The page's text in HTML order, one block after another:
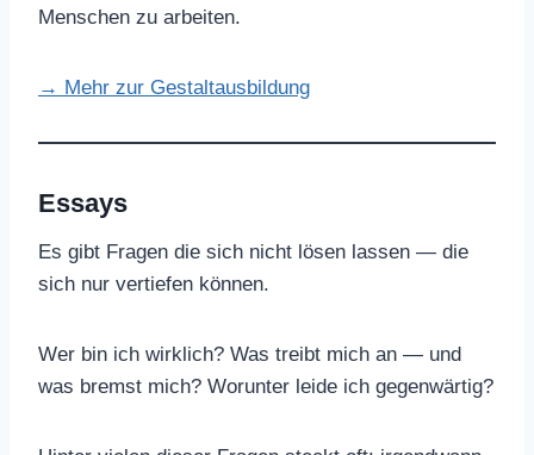
Menschen zu arbeiten.
→ Mehr zur Gestaltausbildung
Essays
Es gibt Fragen die sich nicht lösen lassen — die
sich nur vertiefen können.
Wer bin ich wirklich? Was treibt mich an — und
was bremst mich? Worunter leide ich gegenwärtig?